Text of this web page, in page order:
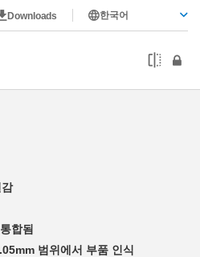
Downloads 한국어
합됨
범위에서 부품 인식